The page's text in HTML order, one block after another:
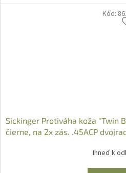
Sickinger Protiváha koža "Twin
čierne, na 2x zás. .45ACP
Ihneď k
Kód: